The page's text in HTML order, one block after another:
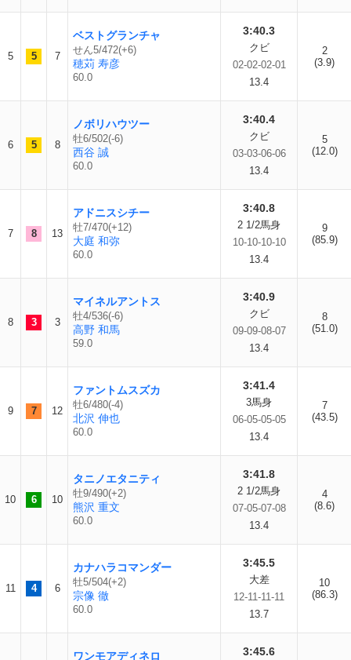
5 5 7
ベストグランチャ
せん5/472(+6)
穂苅 寿彦
60.0
3:40.3
クビ
02-02-02-01
13.4
2
(3.9)
6 5 8
ノボリハウツー
牡6/502(-6)
西谷 誠
60.0
3:40.4
クビ
03-03-06-06
13.4
5
(12.0)
7 8 13
アドニスシチー
牡7/470(+12)
大庭 和弥
60.0
3:40.8
2 1/2馬身
10-10-10-10
13.4
9
(85.9)
8 3 3
マイネルアントス
牡4/536(-6)
高野 和馬
59.0
3:40.9
クビ
09-09-08-07
13.4
8
(51.0)
9 7 12
ファントムスズカ
牡6/480(-4)
北沢 伸也
60.0
3:41.4
3馬身
06-05-05-05
13.4
7
(43.5)
10 6 10
タニノエタニティ
牡9/490(+2)
熊沢 重文
60.0
3:41.8
2 1/2馬身
07-05-07-08
13.4
4
(8.6)
11 4 6
カナハラコマンダー
牡5/504(+2)
宗像 徹
60.0
3:45.5
大差
12-11-11-11
13.7
10
(86.3)
ワンモアディネロ 3:45.6